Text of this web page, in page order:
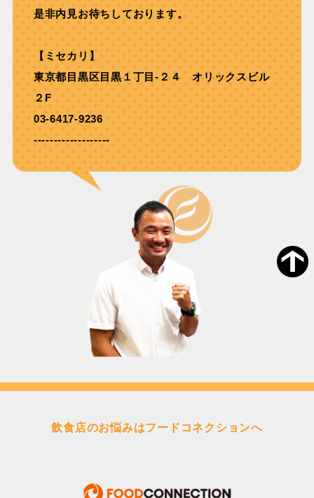
是非内見お待ちしております。
【ミセカリ】
東京都目黒区目黒１丁目-２４ オリックスビル
２F
03-6417-9236
-------------------
飲食店のお悩みはフードコネクションへ